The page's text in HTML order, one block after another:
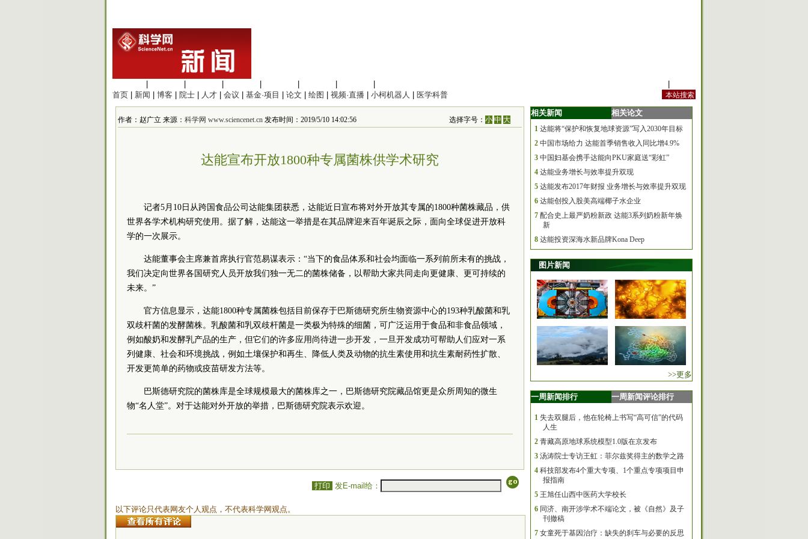
首页
新闻 博客 院士 人才 会议 基金·项目 论文 绘图 视频·直播 小柯机器人 医学科普
作者：赵广立 来源： 科学网 www.sciencenet.cn 发布时间：2019/5/10 14:02:56 选择字号：小 中 大
达能宣布开放1800种专属菌株供学术研究
记者5月10日从跨国食品公司达能集团获悉，达能近日宣布将对外开放其专属的1800种菌株藏品，供
世界各学术机构研究使用。据了解，达能这一举措是在其品牌迎来百年诞辰之际，面向全球促进开放科
学的一次展示。
达能董事会主席兼首席执行官范易谋表示：“当下的食品体系和社会均面临一系列前所未有的挑战，
我们决定向世界各国研究人员开放我们独一无二的菌株储备，以帮助大家共同走向更健康、更可持续的
未来。”
官方信息显示，达能1800种专属菌株包括目前保存于巴斯德研究所生物资源中心的193种乳酸菌和乳
双歧杆菌的发酵菌株。乳酸菌和乳双歧杆菌是一类极为特殊的细菌，可广泛运用于食品和非食品领域，
例如酸奶和发酵乳产品的生产，但它们的许多应用尚待进一步开发，一旦开发成功可帮助人们应对一系
列健康、社会和环境挑战，例如土壤保护和再生、降低人类及动物的抗生素使用和抗生素耐药性扩散、
开发更简单的药物或疫苗研发方法等。
巴斯德研究院的菌株库是全球规模最大的菌株库之一，巴斯德研究院藏品馆更是众所周知的微生
物“名人堂”。对于达能对外开放的举措，巴斯德研究院表示欢迎。
打印 发E-mail给：
以下评论只代表网友个人观点，不代表科学网观点。
相关新闻 相关论文
1 达能将“保护和恢复地球资源”写入2030年目标
2 中国市场给力 达能首季销售收入同比增4.9%
3 中国妇基会携手达能向PKU家庭送“彩虹”
4 达能业务增长与效率提升双现
5 达能发布2017年财报 业务增长与效率提升双现
6 达能创投入股美高端椰子水企业
7 配合史上最严奶粉新政 达能3系列奶粉新年焕
新
8 达能投资深海水新品牌Kona Deep
图片新闻
>>更多
一周新闻排行 一周新闻评论排行
1 失去双腿后，他在轮椅上书写“高可信”的代码
人生
2 青藏高原地球系统模型1.0版在京发布
3 汤涛院士专访王虹：菲尔兹奖得主的数学之路
4 科技部发布4个重大专项、1个重点专项项目申
报指南
5 王旭任山西中医药大学校长
6 同济、南开涉学术不端论文，被《自然》及子
刊撤稿
7 女童死于基因治疗：缺失的刹车与必要的反思